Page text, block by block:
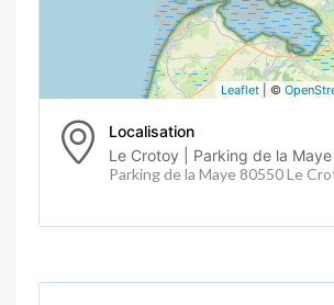
Leaflet | ©
Localisation
Le Crotoy | Parking de la Maye
Parking de la Maye 80550 Le